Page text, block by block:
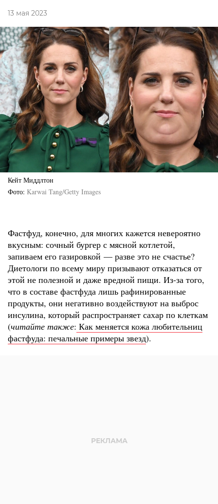
13 мая 2023
Кейт Миддлтон
Фото Karwai Tang/Getty Images
Фастфуд, конечно, для многих кажется невероятно
вкусным: сочный бургер с мясной котлетой,
запиваем его газировкой — разве это не счастье?
Диетологи по всему миру призывают отказаться от
этой не полезной и даже вредной пищи. Из-за того,
что в составе фастфуда лишь рафинированные
продукты, они негативно воздействуют на выброс
инсулина, который распространяет сахар по клеткам
(читайте также: Как меняется кожа любительниц
фастфуда: печальные примеры звезд).